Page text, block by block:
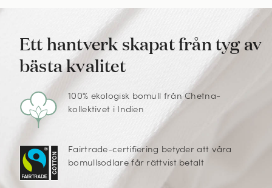
Ett hantverk skapat från tyg av
bästa kvalitet
100% ekologisk bomull från Chetna-
kollektivet i Indien
Fairtrade-certifiering betyder att våra
bomullsodlare får rättvist betalt